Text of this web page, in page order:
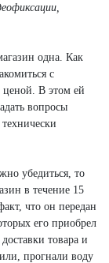
одна. Как
с
ценой. В этом ей
вопросы
убедиться, то
в течение 15
что он передан
его приобрел
товара и
прогнали воду